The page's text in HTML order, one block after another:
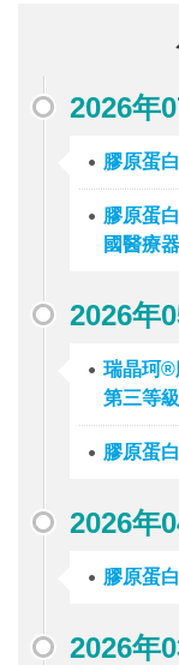
2026年
膠原蛋
膠原蛋
國醫療
2026年
瑞晶珂®
第三等
膠原蛋
2026年
膠原蛋
2026年